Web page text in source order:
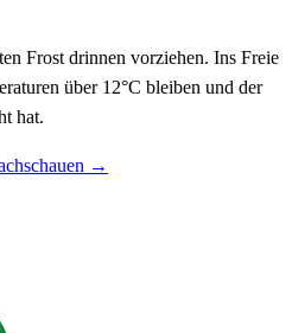
Frost drinnen vorziehen. Ins Freie
über 12°C bleiben und der
hat.
→